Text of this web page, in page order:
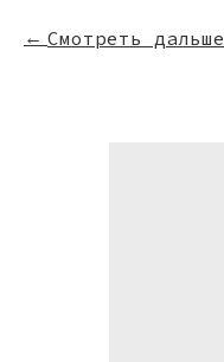
Смотреть дальше